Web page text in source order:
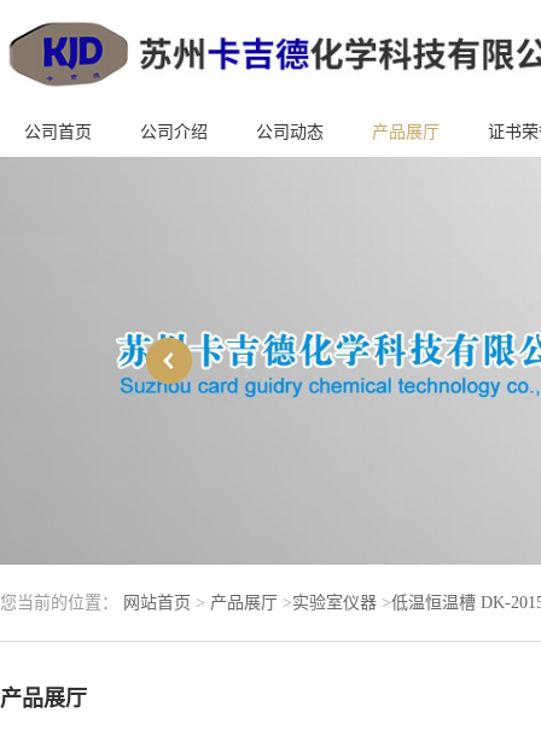
公司首页 公司介绍 公司动态 产品展厅 证书
您当前的位置： 网站首页 > 产品展厅 >实验室仪器 >低温恒温槽 DK-
产品展厅